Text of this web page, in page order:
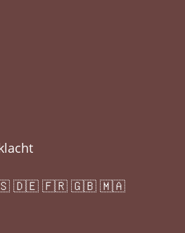
🇩🇪 🇫🇷 🇬🇧 🇲🇦